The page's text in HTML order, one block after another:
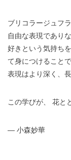
ブリコラージュフラ
自由な表現であり
好きという気持ち
て身につけることで
表現はより深く、
この学びが、 花と
― 小森妙華